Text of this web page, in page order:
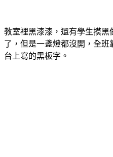
教室裡黑漆漆，還有學生摸
了，但是一盞燈都沒開，全
台上寫的黑板字。